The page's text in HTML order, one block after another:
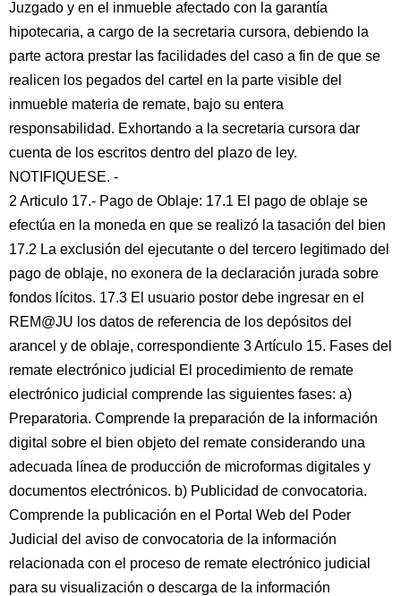
Juzgado y en el inmueble afectado con la garantía
hipotecaria, a cargo de la secretaria cursora, debiendo la
parte actora prestar las facilidades del caso a fin de que se
realicen los pegados del cartel en la parte visible del
inmueble materia de remate, bajo su entera
responsabilidad. Exhortando a la secretaria cursora dar
cuenta de los escritos dentro del plazo de ley.
NOTIFIQUESE. -
2 Articulo 17.- Pago de Oblaje: 17.1 El pago de oblaje se
efectúa en la moneda en que se realizó la tasación del bien
17.2 La exclusión del ejecutante o del tercero legitimado del
pago de oblaje, no exonera de la declaración jurada sobre
fondos lícitos. 17.3 El usuario postor debe ingresar en el
REM@JU los datos de referencia de los depósitos del
arancel y de oblaje, correspondiente 3 Artículo 15. Fases del
remate electrónico judicial El procedimiento de remate
electrónico judicial comprende las siguientes fases: a)
Preparatoria. Comprende la preparación de la información
digital sobre el bien objeto del remate considerando una
adecuada línea de producción de microformas digitales y
documentos electrónicos. b) Publicidad de convocatoria.
Comprende la publicación en el Portal Web del Poder
Judicial del aviso de convocatoria de la información
relacionada con el proceso de remate electrónico judicial
para su visualización o descarga de la información